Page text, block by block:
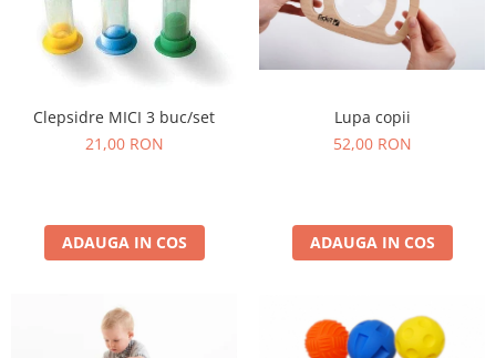
Clepsidre MICI 3 buc/set
21,00 RON
ADAUGA IN COS
Lupa copii
52,00 RON
ADAUGA IN COS